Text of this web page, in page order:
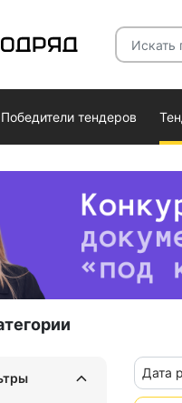
Победители тендеров
Дата